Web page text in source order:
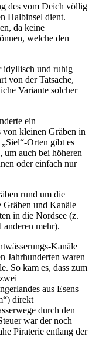
des vom Deich völlig
Halbinsel dient.
da keine
welche den
idyllisch und ruhig
von der Tatsache,
Variante solcher
ein
von kleinen Gräben in
Orten gibt es
um auch bei höheren
oder einfach nur
rund um die
Gräben und Kanäle
in die Nordsee (z.
mehr).
Kanäle
Jahrhunderten waren
So kam es, dass zum
aus Esens
direkt
durch den
war der noch
Piraterie entlang der